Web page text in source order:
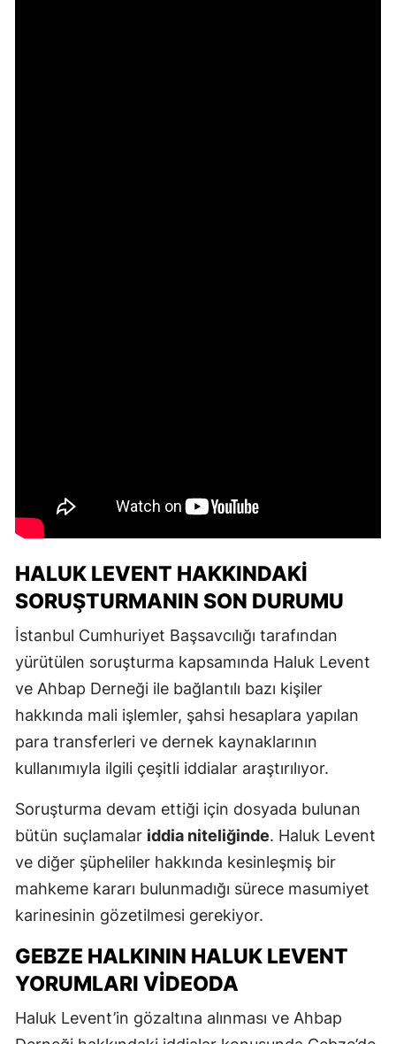
HALUK LEVENT HAKKINDAKI
SORUŞTURMANIN SON DURUMU
İstanbul Cumhuriyet Başsavcılığı tarafından
yürütülen soruşturma kapsamında Haluk Levent
ve Ahbap Derneği ile bağlantılı bazı kişiler
hakkında mali işlemler, şahsi hesaplara yapılan
para transferleri ve dernek kaynaklarının
kullanımıyla ilgili çeşitli iddialar araştırılıyor.
Soruşturma devam ettiği için dosyada bulunan
bütün suçlamalar iddia niteliğinde. Haluk Levent
ve diğer şüpheliler hakkında kesinleşmiş bir
mahkeme kararı bulunmadığı sürece masumiyet
karinesinin gözetilmesi gerekiyor.
GEBZE HALKININ HALUK LEVENT
YORUMLARI VIDEODA
Haluk Levent’in gözaltına alınması ve Ahbap